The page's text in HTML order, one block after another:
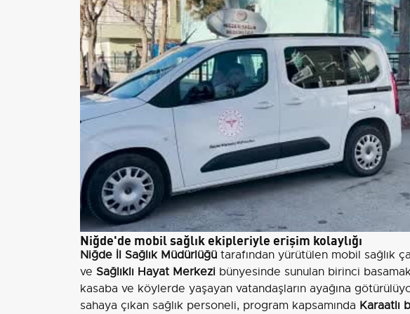
Niğde'de mobil sağlık ekipleriyle erişim kolaylığı
Niğde İl Sağlık Müdürlüğü tarafından yürütülen mobil sağlık
ve Sağlıklı Hayat Merkezi bünyesinde sunulan birinci
kasaba ve köylerde yaşayan vatandaşların ayağına
sahaya çıkan sağlık personeli, program kapsamında Karaatlı